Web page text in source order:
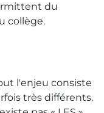
du
collège.
l'enjeu consiste
très différents.